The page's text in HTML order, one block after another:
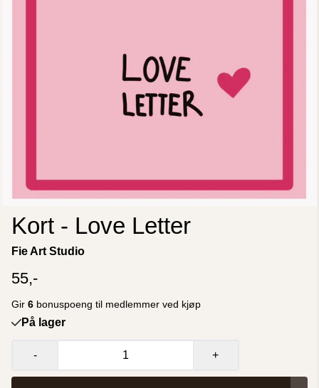
Kort - Love Letter
Fie Art Studio
55,-
Gir 6 bonuspoeng til medlemmer ved kjøp
På lager
- +